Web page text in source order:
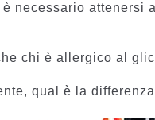
necessario attenersi
chi è allergico al
qual è la